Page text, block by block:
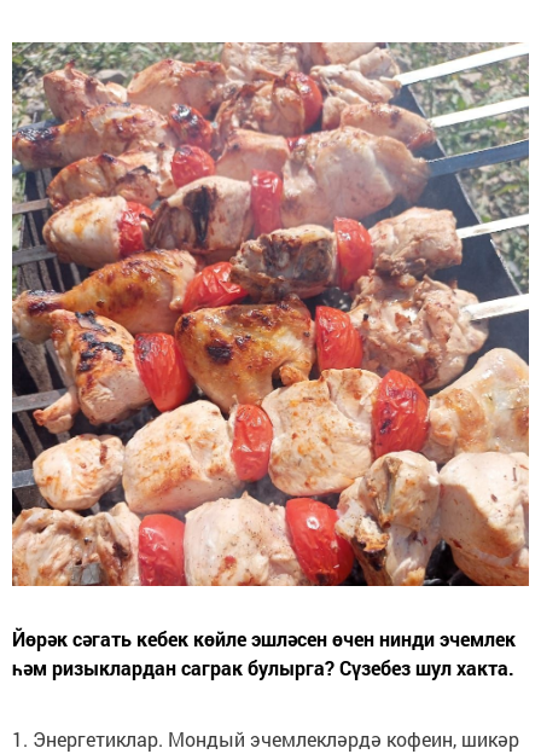
Йөрәк сәгать кебек көйле эшләсен өчен нинди эчемлек
һәм ризыклардан саграк булырга? Сүзебез шул хакта.
1. Энергетиклар. Мондый эчемлекләрдә кофеин, шикәр